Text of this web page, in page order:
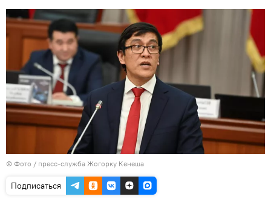
© Фото / пресс-служба Жогорку Кенеша
Подписаться